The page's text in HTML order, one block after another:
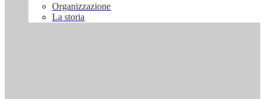
Organizzazione
La storia